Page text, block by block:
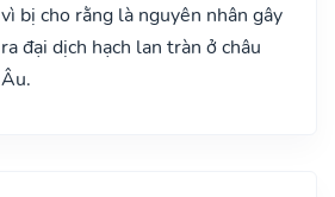
vì bị cho rằng là nguyên nhân gây
ra đại dịch hạch lan tràn ở châu
Âu.